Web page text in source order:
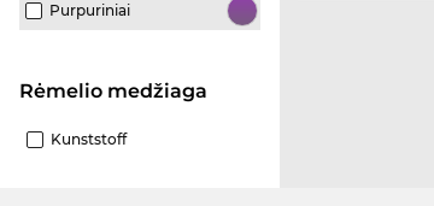
Purpuriniai
Rėmelio medžiaga
Kunststoff